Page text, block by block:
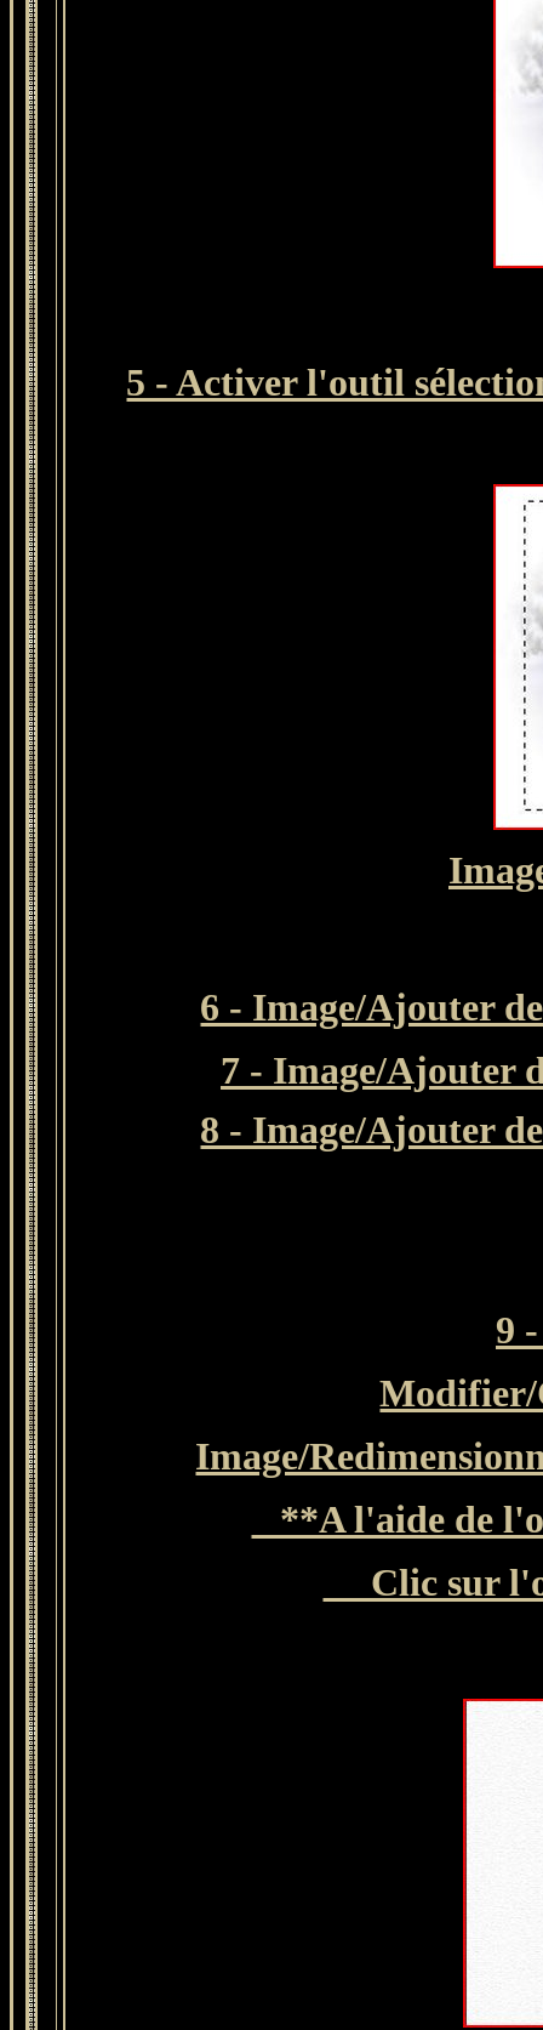
5 - Activer l'outil
6 - Image/Ajouter
7 - Image/Ajouter
8 - Image/Ajouter
9
Modifier/
Image/
**A l'aide de
Clic sur